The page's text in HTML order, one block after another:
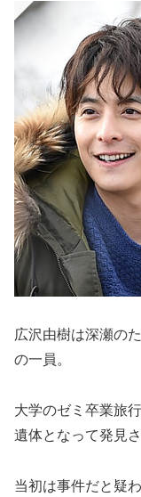
広沢由樹は深瀬の
の一員。
大学のゼミ卒業旅
遺体となって発見さ
当初は事件だと疑